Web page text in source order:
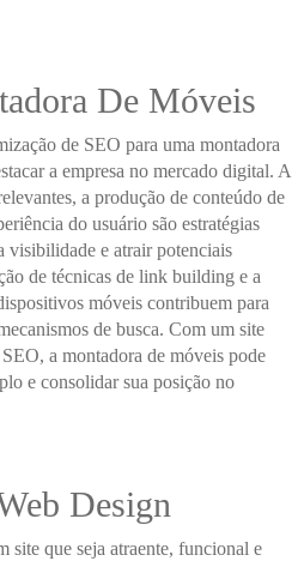
De Móveis
de SEO para uma montadora
a empresa no mercado digital. A
a produção de conteúdo de
do usuário são estratégias
visibilidade e atrair potenciais
de técnicas de link building e a
móveis contribuem para
de busca. Com um site
a montadora de móveis pode
e consolidar sua posição no
Design
site que seja atraente, funcional e